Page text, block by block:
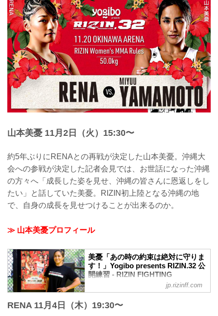
山本美憂 11月2日（火）15:30〜
約5年ぶりにRENAとの再戦が決定した山本美憂。沖縄大
会への参戦が決定した記者会見では、お世話になった沖縄
の方々へ「成長した姿を見せ、沖縄の皆さんに恩返しをし
たい」と話していた美憂。RIZIN初上陸となる沖縄の地
で、自身の成長を見せつけることが出来るのか。
≫ 山本美憂プロフィール
美憂「あの時の約束は絶対に守りま
す！」Yogibo presents RIZIN.32 公
開練習 - RIZIN FIGHTING
FEDERATION オフィシャルサイト
RIZIN.32へ出場する山本美憂が都内で練
jp.rizinff.com
RENA 11月4日（木）19:30〜